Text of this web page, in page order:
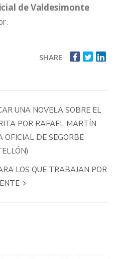
de Valdesimonte
SHARE
UNA NOVELA SOBRE EL
POR RAFAEL MARTÍN
OFICIAL DE SEGORBE
LOS QUE TRABAJAN POR